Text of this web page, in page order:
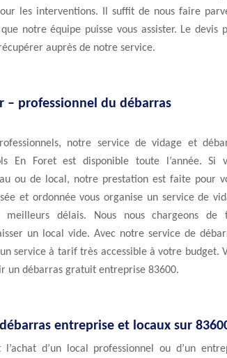
les interventions. Il suffit de nous faire
notre équipe puisse vous assister. Le devis
auprès de notre service.
– professionnel du débarras
notre service de vidage et
En Foret est disponible toute l’année. Si
ou de local, notre prestation est faite pour
et ordonnée vous organise un service de
meilleurs délais. Nous nous chargeons de
un local vide. Avec notre service de
service à tarif très accessible à votre budget.
un débarras gratuit entreprise 83600.
entreprise et locaux sur
d’un local professionnel ou d’un